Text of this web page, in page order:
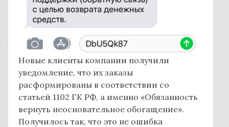
Новые клиенты компании получили
уведомление, что их заказы
расформированы в соответствии со
статьей 1102 ГК РФ, а именно «Обязанность
вернуть неосновательное обогащение».
Получилось так, что это не ошибка